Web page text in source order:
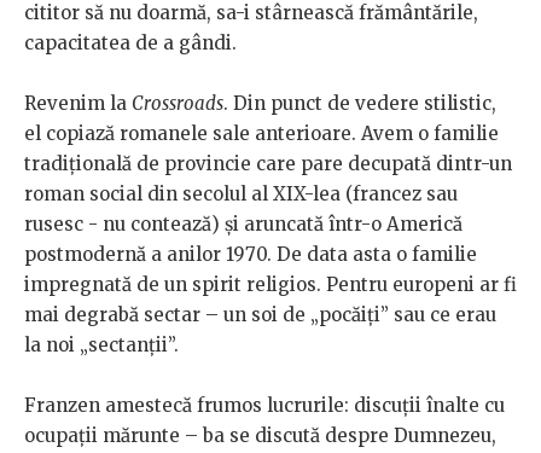
cititor să nu doarmă, sa-i stârnească frământările,
capacitatea de a gândi.
Revenim la Crossroads. Din punct de vedere stilistic,
el copiază romanele sale anterioare. Avem o familie
tradițională de provincie care pare decupată dintr-un
roman social din secolul al XIX-lea (francez sau
rusesc - nu contează) și aruncată într-o Americă
postmodernă a anilor 1970. De data asta o familie
impregnată de un spirit religios. Pentru europeni ar fi
mai degrabă sectar – un soi de „pocăiți” sau ce erau
la noi „sectanții”.
Franzen amestecă frumos lucrurile: discuții înalte cu
ocupații mărunte – ba se discută despre Dumnezeu,